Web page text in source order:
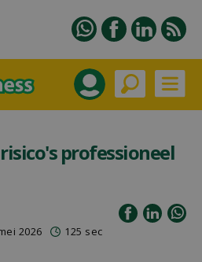
professioneel
2026 125 sec